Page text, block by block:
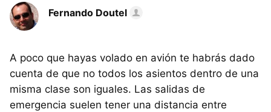
Fernando Doutel
A poco que hayas volado en avión te habrás dado
cuenta de que no todos los asientos dentro de una
misma clase son iguales. Las salidas de
emergencia suelen tener una distancia entre